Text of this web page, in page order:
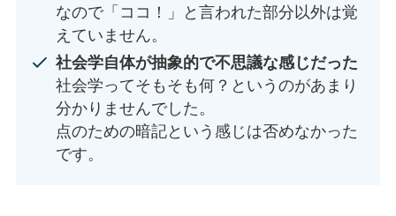
なので「ココ！」と言われた部分以外は覚
えていません。
社会学自体が抽象的で不思議な感じだった
社会学ってそもそも何？というのがあまり
分かりませんでした。
点のための暗記という感じは否めなかった
です。